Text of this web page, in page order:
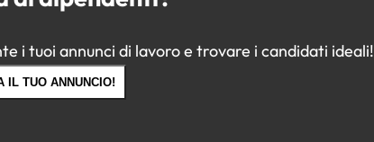
i tuoi annunci di lavoro e trovare i candidati ideali!
IL TUO ANNUNCIO!